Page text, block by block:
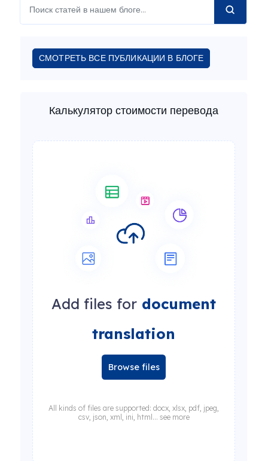
СМОТРЕТЬ ВСЕ ПУБЛИКАЦИИ В БЛОГЕ
Калькулятор стоимости перевода
Add files for document
translation
Browse files
All kinds of files are supported: docx, xlsx, pdf, jpeg,
csv, json, xml, ini, html... see more